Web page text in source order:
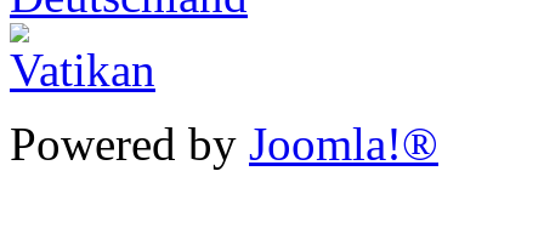
Powered by Joomla!®